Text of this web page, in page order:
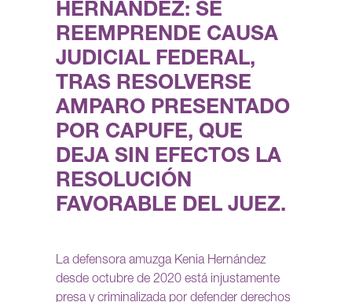
HERNÁNDEZ: SE
REEMPRENDE CAUSA
JUDICIAL FEDERAL,
TRAS RESOLVERSE
AMPARO PRESENTADO
POR CAPUFE, QUE
DEJA SIN EFECTOS LA
RESOLUCIÓN
FAVORABLE DEL JUEZ.
La defensora amuzga Kenia Hernández
desde octubre de 2020 está injustamente
presa y criminalizada por defender derechos